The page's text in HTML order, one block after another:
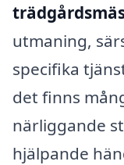
utmaning,
specifika
det finns
närliggande
hjälpande